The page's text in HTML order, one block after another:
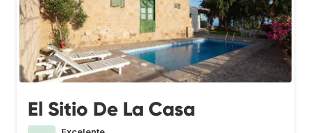
El Sitio De La Casa